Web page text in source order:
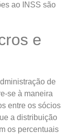
ao INSS são
e
de
se à maneira
entre os sócios
a distribuição
os percentuais